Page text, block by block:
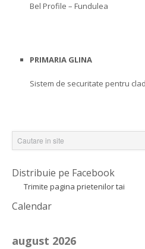
Bel Profile – Fundulea
PRIMARIA GLINA
Sistem de securitate pentru
Distribuie pe Facebook
Trimite pagina prietenilor tai
Calendar
august 2026